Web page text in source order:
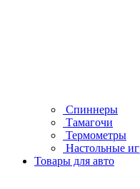
Спиннеры
Тамагочи
Термометры
Настольные
Товары для авто